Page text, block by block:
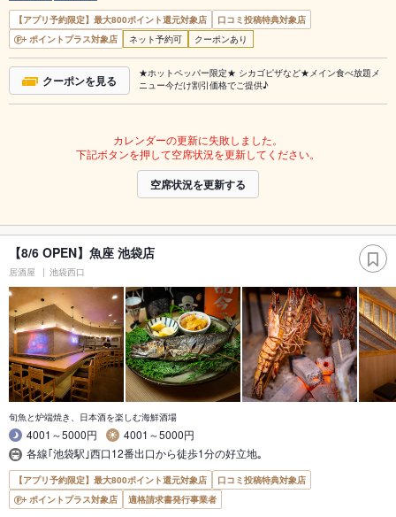
【アプリ予約限定】最大800ポイント還元対象店
口コミ投稿特典対象店
ポイントプラス対象店
ネット予約可 クーポンあり
クーポンを見る
★ホットペッパー限定★ シカゴピザなど★メイン食べ放題メ
ニュー今だけ割引価格でご提供♪
カレンダーの更新に失敗しました。
下記ボタンを押して空席状況を更新してください。
空席状況を更新する
【8/6 OPEN】魚座 池袋店
居酒屋 池袋西口
旬魚と炉端焼き、日本酒を楽しむ海鮮酒場
4001～5000円
4001～5000円
各線｢池袋駅｣西口12番出口から徒歩1分の好立地｡
【アプリ予約限定】最大800ポイント還元対象店
口コミ投稿特典対象店
ポイントプラス対象店
適格請求書発行事業者